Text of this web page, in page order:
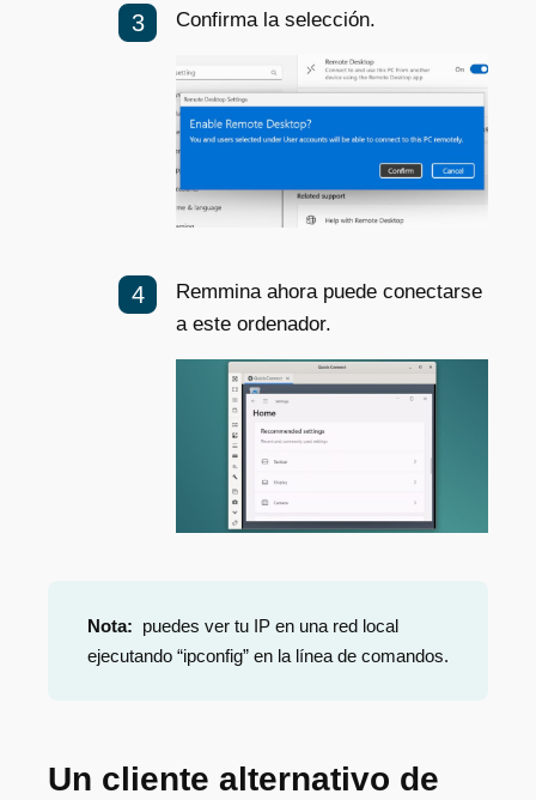
Confirma la selección.
Remmina ahora puede conectarse
a este ordenador.
Nota: puedes ver tu IP en una red local
ejecutando “ipconfig” en la línea de comandos.
Un cliente alternativo de